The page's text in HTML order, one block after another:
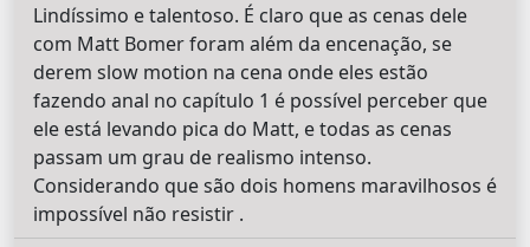
Lindíssimo e talentoso. É claro que as cenas dele
com Matt Bomer foram além da encenação, se
derem slow motion na cena onde eles estão
fazendo anal no capítulo 1 é possível perceber que
ele está levando pica do Matt, e todas as cenas
passam um grau de realismo intenso.
Considerando que são dois homens maravilhosos é
impossível não resistir .